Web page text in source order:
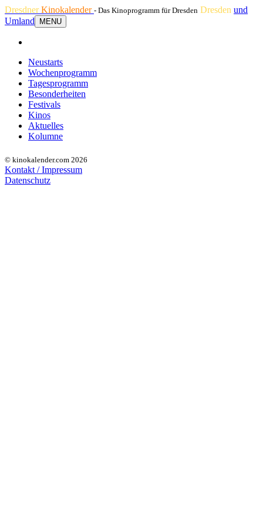
DresdnerKinokalender - Das Kinoprogramm für Dresden Dresden und
Umland
MENU
Neustarts
Wochenprogramm
Tagesprogramm
Besonderheiten
Festivals
Kinos
Aktuelles
Kolumne
© kinokalender.com 2026
Kontakt / Impressum
Datenschutz